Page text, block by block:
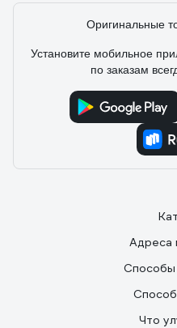
Оригинальные
Установите мобильное
по заказам
Адреса
Способы
Что